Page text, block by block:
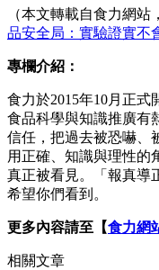
（本文轉載自食力網站
品安全局：實驗證實不
專欄介紹：
食力於2015年10月正
食品科學與知識推廣有
信任，把過去被恐嚇、
用正確、知識與理性的
真正被看見。「報真導
希望你們看到。
更多內容請至【食力網
相關文章